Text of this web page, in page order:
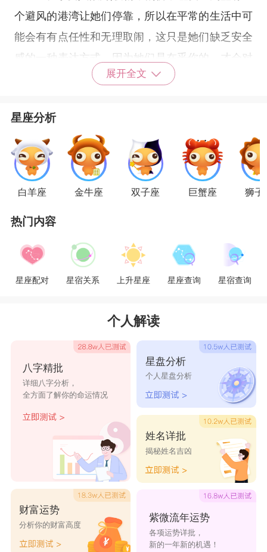
个避风的港湾让她们停靠，所以在平常的生活中可
能会有有点任性和无理取闹，这只是她们缺乏安全
感的一种表达方式，因为她们是在乎你的，才会对
非常感性的，而且狮子座女生一旦陷入到爱情中，
将会是非常痴情的，没有原则可言的，为了爱情可
以付出一切。
五、浪漫;相信所有女生都希望收获浪漫的爱情
视剧，平淡的生活才是爱情的真谛，所以狮子座女
生心底总有一个公主梦，渴望骑着白马的王子的到
来。
天秤座男生和狮子座女生配吗?
比重：56:44
天秤座男生和狮子座女生配吗?风象
星座的您
和火象的狮子相遇，犹如一个天生的明星碰上一个
贵族，都很会“演戏”哦。秤子是狮子生活舞台上的
最佳观众，狮子虽然对领衔主演的差事不遑多让，
但他可要顶尖的绿叶来衬托才行;不喜欢争第一的
秤子，正巧非常能胜任这个顶尖绿叶的工作。
两人都爱热闹、爱人群与团体，所以价值观与
生活态度类似，只要您能安心做最佳幕僚，把您原
本热爱的休闲活动与狮子分享，两人便能相得益彰
展开全文
星座分析
白羊座 金牛座 双子座 巨蟹座 狮子
热门内容
星座配对 星宿关系 上升星座 星座查询 星宿查询
个人解读
八字精批
详细八字分析，
全方面了解你的命运情况
财富运势
分析你的财富高度
星盘分析
个人星盘分析
姓名详批
揭秘姓名吉凶
紫微流年运势
各项运势详批，
新的一年新的机遇！